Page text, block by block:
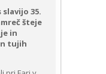
35.
šteje
in
tujih